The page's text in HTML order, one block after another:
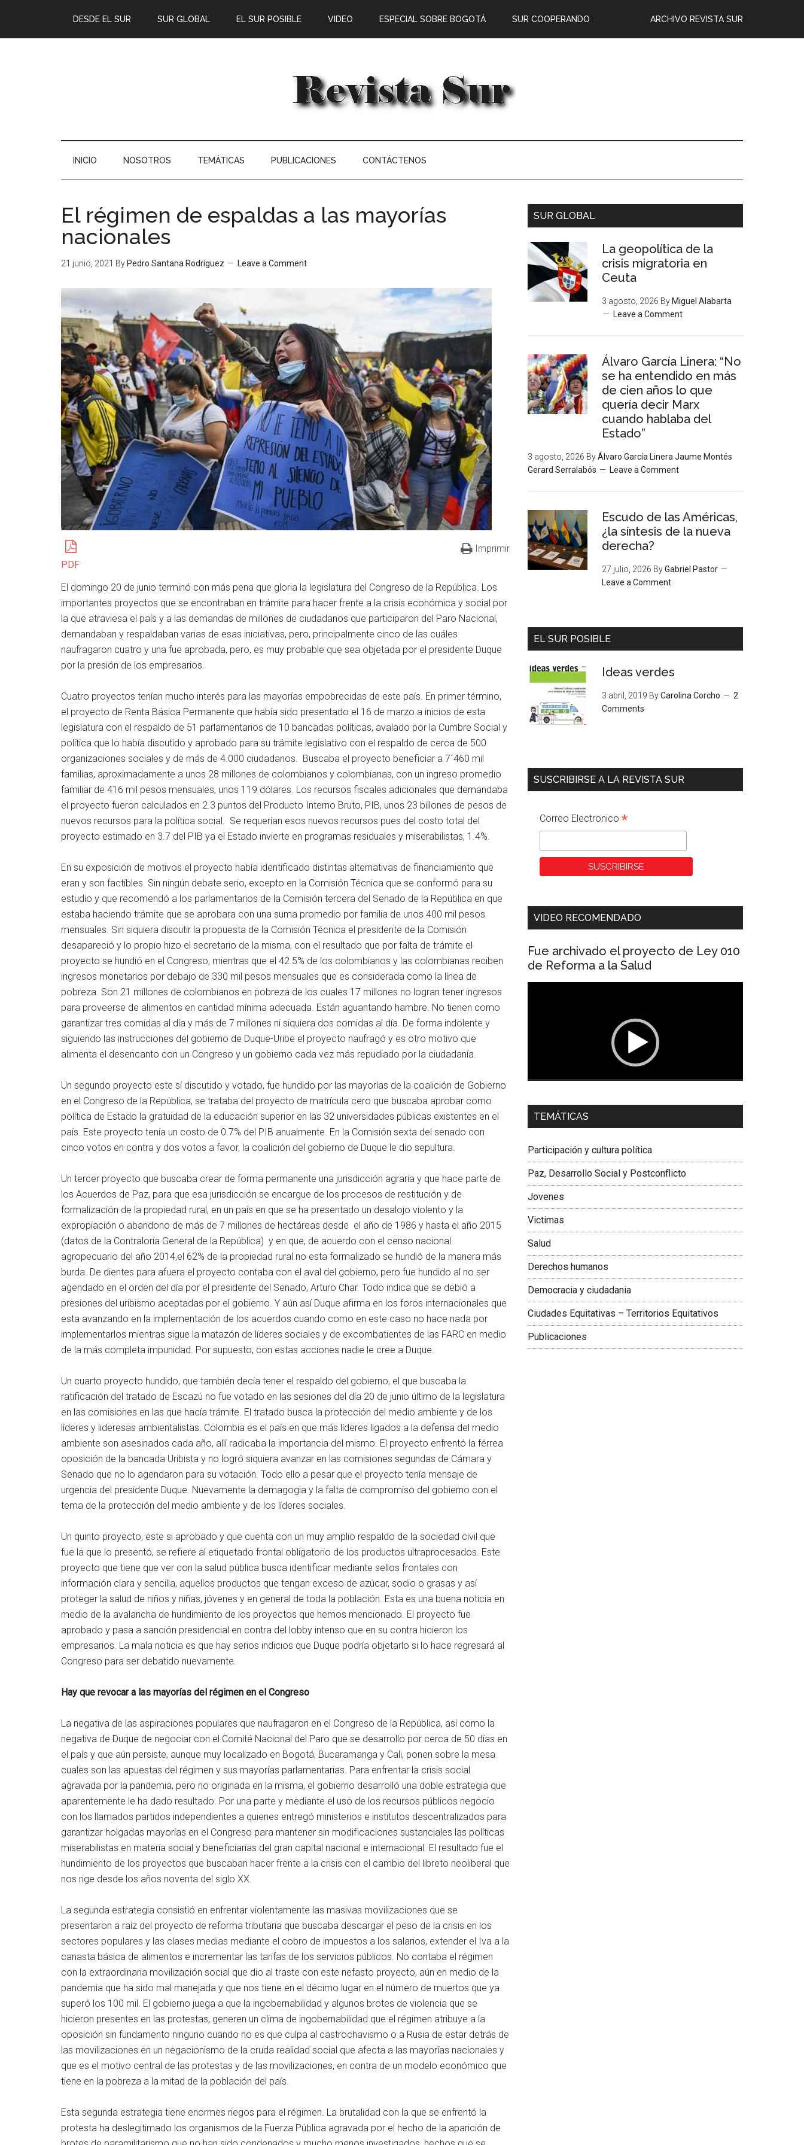
DESDE EL SUR SUR GLOBAL EL SUR POSIBLE ARCHIVO REVISTA SUR
VIDEO ESPECIAL SOBRE BOGOTÁ SUR COOPERANDO
INICIO NOSOTROS TEMÁTICAS PUBLICACIONES CONTÁCTENOS
El régimen de espaldas a las mayorías
nacionales
21 junio, 2021 By Pedro Santana Rodríguez Leave a Comment
PDF
Imprimir
El domingo 20 de junio terminó con más pena que gloria la legislatura del Congreso de la República. Los
importantes proyectos que se encontraban en trámite para hacer frente a la crisis económica y social por
la que atraviesa el país y a las demandas de millones de ciudadanos que participaron del Paro Nacional,
demandaban y respaldaban varias de esas iniciativas, pero, principalmente cinco de las cuáles
naufragaron cuatro y una fue aprobada, pero, es muy probable que sea objetada por el presidente Duque
por la presión de los empresarios.
Cuatro proyectos tenían mucho interés para las mayorías empobrecidas de este país. En primer término,
el proyecto de Renta Básica Permanente que había sido presentado el 16 de marzo a inicios de esta
legislatura con el respaldo de 51 parlamentarios de 10 bancadas políticas, avalado por la Cumbre Social y
política que lo había discutido y aprobado para su trámite legislativo con el respaldo de cerca de 500
organizaciones sociales y de más de 4.000 ciudadanos. Buscaba el proyecto beneficiar a 7´460 mil
familias, aproximadamente a unos 28 millones de colombianos y colombianas, con un ingreso promedio
familiar de 416 mil pesos mensuales, unos 119 dólares. Los recursos fiscales adicionales que demandaba
el proyecto fueron calculados en 2.3 puntos del Producto Interno Bruto, PIB, unos 23 billones de pesos de
nuevos recursos para la política social. Se requerían esos nuevos recursos pues del costo total del
proyecto estimado en 3.7 del PIB ya el Estado invierte en programas residuales y miserabilistas, 1.4%.
En su exposición de motivos el proyecto había identificado distintas alternativas de financiamiento que
eran y son factibles. Sin ningún debate serio, excepto en la Comisión Técnica que se conformó para su
estudio y que recomendó a los parlamentarios de la Comisión tercera del Senado de la República en que
estaba haciendo trámite que se aprobara con una suma promedio por familia de unos 400 mil pesos
mensuales. Sin siquiera discutir la propuesta de la Comisión Técnica el presidente de la Comisión
desapareció y lo propio hizo el secretario de la misma, con el resultado que por falta de trámite el
proyecto se hundió en el Congreso, mientras que el 42.5% de los colombianos y las colombianas reciben
ingresos monetarios por debajo de 330 mil pesos mensuales que es considerada como la línea de
pobreza. Son 21 millones de colombianos en pobreza de los cuales 17 millones no logran tener ingresos
para proveerse de alimentos en cantidad mínima adecuada. Están aguantando hambre. No tienen como
garantizar tres comidas al día y más de 7 millones ni siquiera dos comidas al día. De forma indolente y
siguiendo las instrucciones del gobierno de Duque-Uribe el proyecto naufragó y es otro motivo que
alimenta el desencanto con un Congreso y un gobierno cada vez más repudiado por la ciudadanía.
Un segundo proyecto este sí discutido y votado, fue hundido por las mayorías de la coalición de Gobierno
en el Congreso de la República, se trataba del proyecto de matrícula cero que buscaba aprobar como
política de Estado la gratuidad de la educación superior en las 32 universidades públicas existentes en el
país. Este proyecto tenía un costo de 0.7% del PIB anualmente. En la Comisión sexta del senado con
cinco votos en contra y dos votos a favor, la coalición del gobierno de Duque le dio sepultura.
Un tercer proyecto que buscaba crear de forma permanente una jurisdicción agraria y que hace parte de
los Acuerdos de Paz, para que esa jurisdicción se encargue de los procesos de restitución y de
formalización de la propiedad rural, en un país en que se ha presentado un desalojo violento y la
expropiación o abandono de más de 7 millones de hectáreas desde el año de 1986 y hasta el año 2015
(datos de la Contraloría General de la República) y en que, de acuerdo con el censo nacional
agropecuario del año 2014,el 62% de la propiedad rural no esta formalizado se hundió de la manera más
burda. De dientes para afuera el proyecto contaba con el aval del gobierno, pero fue hundido al no ser
agendado en el orden del día por el presidente del Senado, Arturo Char. Todo indica que se debió a
presiones del uribismo aceptadas por el gobierno. Y aún así Duque afirma en los foros internacionales que
esta avanzando en la implementación de los acuerdos cuando como en este caso no hace nada por
implementarlos mientras sigue la matazón de líderes sociales y de excombatientes de las FARC en medio
de la más completa impunidad. Por supuesto, con estas acciones nadie le cree a Duque.
Un cuarto proyecto hundido, que también decía tener el respaldo del gobierno, el que buscaba la
ratificación del tratado de Escazú no fue votado en las sesiones del día 20 de junio último de la legislatura
en las comisiones en las que hacía trámite. El tratado busca la protección del medio ambiente y de los
líderes y lideresas ambientalistas. Colombia es el país en que más líderes ligados a la defensa del medio
ambiente son asesinados cada año, allí radicaba la importancia del mismo. El proyecto enfrentó la férrea
oposición de la bancada Uribista y no logró siquiera avanzar en las comisiones segundas de Cámara y
Senado que no lo agendaron para su votación. Todo ello a pesar que el proyecto tenía mensaje de
urgencia del presidente Duque. Nuevamente la demagogia y la falta de compromiso del gobierno con el
tema de la protección del medio ambiente y de los líderes sociales.
Un quinto proyecto, este si aprobado y que cuenta con un muy amplio respaldo de la sociedad civil que
fue la que lo presentó, se refiere al etiquetado frontal obligatorio de los productos ultraprocesados. Este
proyecto que tiene que ver con la salud pública busca identificar mediante sellos frontales con
información clara y sencilla, aquellos productos que tengan exceso de azúcar, sodio o grasas y así
proteger la salud de niños y niñas, jóvenes y en general de toda la población. Esta es una buena noticia en
medio de la avalancha de hundimiento de los proyectos que hemos mencionado. El proyecto fue
aprobado y pasa a sanción presidencial en contra del lobby intenso que en su contra hicieron los
empresarios. La mala noticia es que hay serios indicios que Duque podría objetarlo si lo hace regresará al
Congreso para ser debatido nuevamente.
Hay que revocar a las mayorías del régimen en el Congreso
La negativa de las aspiraciones populares que naufragaron en el Congreso de la República, así como la
negativa de Duque de negociar con el Comité Nacional del Paro que se desarrollo por cerca de 50 días en
el país y que aún persiste, aunque muy localizado en Bogotá, Bucaramanga y Cali, ponen sobre la mesa
cuales son las apuestas del régimen y sus mayorías parlamentarias. Para enfrentar la crisis social
agravada por la pandemia, pero no originada en la misma, el gobierno desarrolló una doble estrategia que
aparentemente le ha dado resultado. Por una parte y mediante el uso de los recursos públicos negocio
con los llamados partidos independientes a quienes entregó ministerios e institutos descentralizados para
garantizar holgadas mayorías en el Congreso para mantener sin modificaciones sustanciales las políticas
miserabilistas en materia social y beneficiarias del gran capital nacional e internacional. El resultado fue el
hundimiento de los proyectos que buscaban hacer frente a la crisis con el cambio del libreto neoliberal que
nos rige desde los años noventa del siglo XX.
La segunda estrategia consistió en enfrentar violentamente las masivas movilizaciones que se
presentaron a raíz del proyecto de reforma tributaria que buscaba descargar el peso de la crisis en los
sectores populares y las clases medias mediante el cobro de impuestos a los salarios, extender el Iva a la
canasta básica de alimentos e incrementar las tarifas de los servicios públicos. No contaba el régimen
con la extraordinaria movilización social que dio al traste con este nefasto proyecto, aún en medio de la
pandemia que ha sido mal manejada y que nos tiene en el décimo lugar en el número de muertos que ya
superó los 100 mil. El gobierno juega a que la ingobernabilidad y algunos brotes de violencia que se
hicieron presentes en las protestas, generen un clima de ingobernabilidad que el régimen atribuye a la
oposición sin fundamento ninguno cuando no es que culpa al castrochavismo o a Rusia de estar detrás de
las movilizaciones en un negacionismo de la cruda realidad social que afecta a las mayorías nacionales y
que es el motivo central de las protestas y de las movilizaciones, en contra de un modelo económico que
tiene en la pobreza a la mitad de la población del país.
Esta segunda estrategia tiene enormes riegos para el régimen. La brutalidad con la que se enfrentó la
protesta ha deslegitimado los organismos de la Fuerza Pública agravada por el hecho de la aparición de
SUR GLOBAL
La geopolítica de la
crisis migratoria en
Ceuta
3 agosto, 2026 By Miguel Alabarta
Leave a Comment
Álvaro García Linera: “No
se ha entendido en más
de cien años lo que
quería decir Marx
cuando hablaba del
Estado”
3 agosto, 2026 ByÁlvaro García Linera Jaume Montés
Gerard Serralabós
Leave a Comment
Escudo de las Américas,
¿la síntesis de la nueva
derecha?
27 julio, 2026 ByGabriel Pastor
Leave a Comment
EL SUR POSIBLE
Ideas verdes
3 abril, 2019 ByCarolina Corcho
2
Comments
SUSCRIBIRSE A LA REVISTA SUR
Correo Electronico *
VIDEO RECOMENDADO
Fue archivado el proyecto de Ley 010
de Reforma a la Salud
Dra. Carolina Corcho Mejía,
Latinoamericana Sur, Vicepresidenta Federación
TEMÁTICAS
Participación y cultura política
Paz, Desarrollo Social y Postconflicto
Jovenes
Victimas
Salud
Derechos humanos
Democracia y ciudadania
Ciudades Equitativas – Territorios Equitativos
Publicaciones